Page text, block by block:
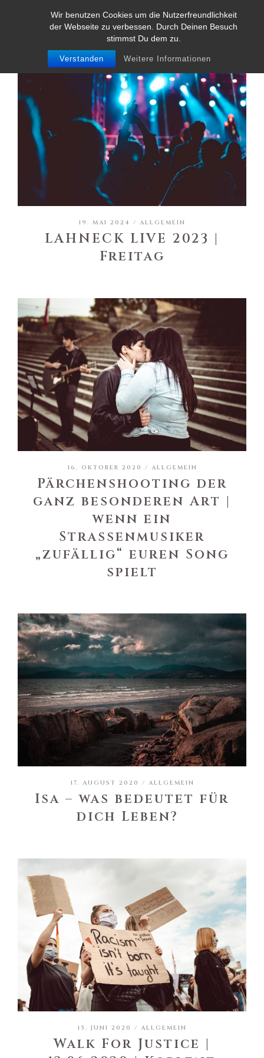
Wir benutzen Cookies um die Nutzerfreundlichkeit
der Webseite zu verbessen. Durch Deinen Besuch
stimmst Du dem zu.
Verstanden Weitere Informationen
19. MAI 2024 / ALLGEMEIN
LAHNECK LIVE 2023 |
Freitag
16. OKTOBER 2020 / ALLGEMEIN
Pärchenshooting der
ganz besonderen Art |
wenn ein
Strassenmusiker
„zufällig“ euren Song
spielt
17. AUGUST 2020 / ALLGEMEIN
Isa – was bedeutet für
dich Leben?
15. JUNI 2020 / ALLGEMEIN
Walk For Justice |